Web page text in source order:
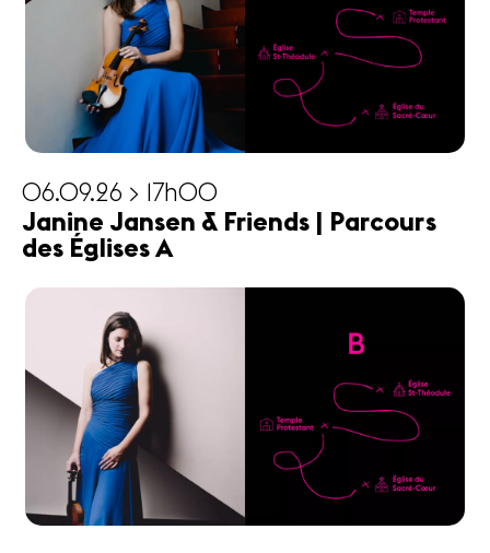
06.09.26 > 17h00
Janine Jansen & Friends | Parcours
des Églises A